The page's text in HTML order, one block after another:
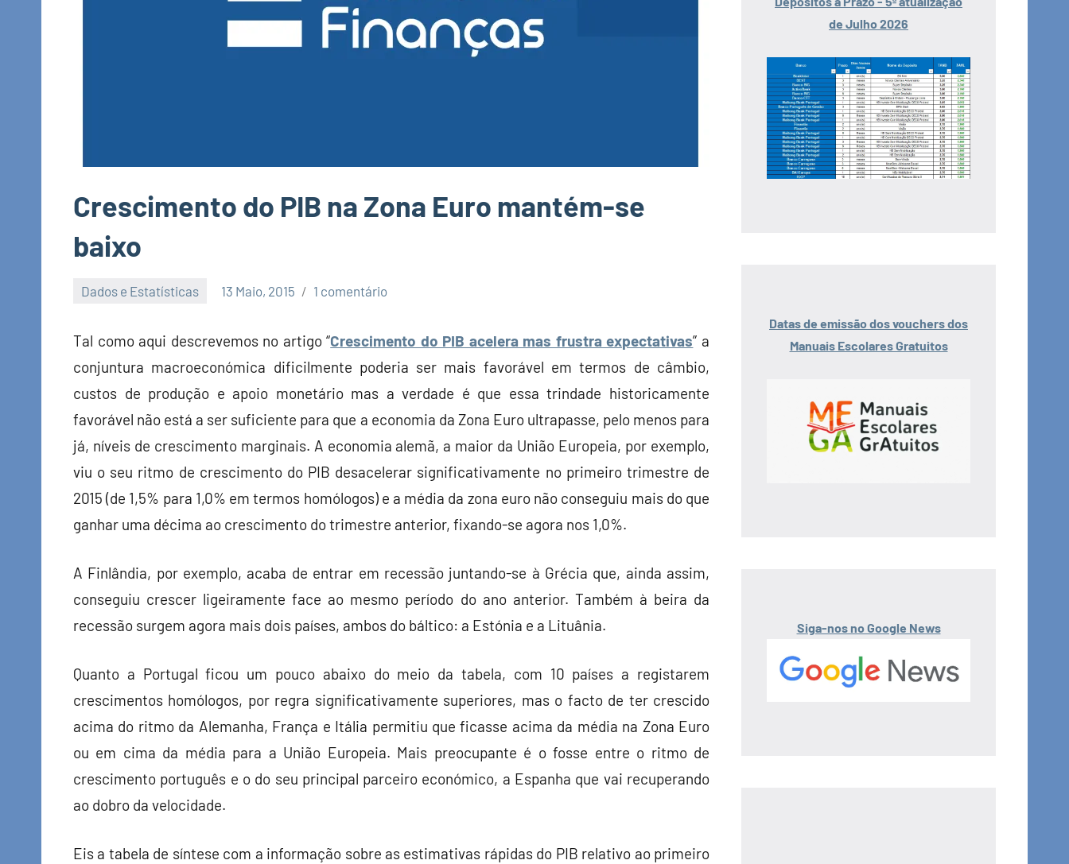
Crescimento do PIB na Zona Euro mantém-se
baixo
Dados e Estatísticas 13 Maio, 2015
Finanças
1 comentário
Tal como aqui descrevemos no artigo “Crescimento do PIB acelera mas frustra expectativas” a
conjuntura macroeconómica dificilmente poderia ser mais favorável em termos de câmbio,
custos de produção e apoio monetário mas a verdade é que essa trindade historicamente
favorável não está a ser suficiente para que a economia da Zona Euro ultrapasse, pelo menos para
já, níveis de crescimento marginais. A economia alemã, a maior da União Europeia, por exemplo,
viu o seu ritmo de crescimento do PIB desacelerar significativamente no primeiro trimestre de
2015 (de 1,5% para 1,0% em termos homólogos) e a média da zona euro não conseguiu mais do que
ganhar uma décima ao crescimento do trimestre anterior, fixando-se agora nos 1,0%.
A Finlândia, por exemplo, acaba de entrar em recessão juntando-se à Grécia que, ainda assim,
conseguiu crescer ligeiramente face ao mesmo período do ano anterior. Também à beira da
recessão surgem agora mais dois países, ambos do báltico: a Estónia e a Lituânia.
Quanto a Portugal ficou um pouco abaixo do meio da tabela, com 10 países a registarem
crescimentos homólogos, por regra significativamente superiores, mas o facto de ter crescido
acima do ritmo da Alemanha, França e Itália permitiu que ficasse acima da média na Zona Euro
ou em cima da média para a União Europeia. Mais preocupante é o fosse entre o ritmo de
crescimento português e o do seu principal parceiro económico, a Espanha que vai recuperando
ao dobro da velocidade.
Eis a tabela de síntese com a informação sobre as estimativas rápidas do PIB relativo ao primeiro
de Julho 2026
Datas de emissão dos vouchers dos
Manuais Escolares Gratuitos
Siga-nos no Google News